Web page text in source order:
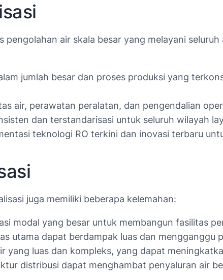
air skala besar yang melayani
jumlah besar dan proses produksi yang
air, perawatan peralatan, dan pengendalian
dan terstandarisasi untuk seluruh wilayah
teknologi RO terkini dan inovasi terbaru
juga memiliki beberapa kelemahan:
modal yang besar untuk membangun fasilitas
utama dapat berdampak luas dan mengganggu
yang luas dan kompleks, yang dapat
distribusi dapat menghambat penyaluran air